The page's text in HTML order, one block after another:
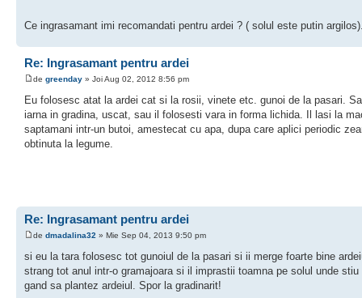
Ce ingrasamant imi recomandati pentru ardei ? ( solul este putin
Re: Ingrasamant pentru ardei
de greenday » Joi Aug 02, 2012 8:56 pm
Eu folosesc atat la ardei cat si la rosii, vinete etc. gunoi de la pasari.
iarna in gradina, uscat, sau il folosesti vara in forma lichida. Il lasi la
saptamani intr-un butoi, amestecat cu apa, dupa care aplici periodic
obtinuta la legume.
Re: Ingrasamant pentru ardei
de dmadalina32 » Mie Sep 04, 2013 9:50 pm
si eu la tara folosesc tot gunoiul de la pasari si ii merge foarte bine
strang tot anul intr-o gramajoara si il imprastii toamna pe solul unde stiu
gand sa plantez ardeiul. Spor la gradinarit!